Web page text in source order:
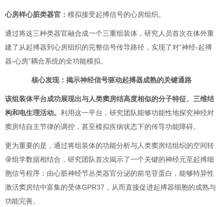
心房样心脏类器官： 模拟接受起搏信号的心房组织。
通过将这三种类器官融合成一个三重组装体，研究人员首次在体外重
建了从起搏器到心房组织的完整信号传导路径，实现了对“神经-起搏
器-心房”耦合系统的全功能模拟。
核心发现：揭示神经信号驱动起搏器成熟的关键通路
该组装体平台成功展现出与人类窦房结高度相似的分子特征、三维结
构和电生理活动。 利用这一平台，研究团队能够功能性地探究神经对
窦房结自主节律的调控，甚至模拟疾病状态下的传导功能障碍。
更为重要的是，通过将组装体的功能分析与人类窦房结组织的空间转
录组学数据相结合，研究团队首次揭示了一个关键的神经元至起搏细
胞信号程序：由心脏神经节丛类器官分泌的前皂苷蛋白，能够特异性
激活窦房结中富集的受体GPR37，从而直接促进起搏器细胞的成熟与
功能完善。